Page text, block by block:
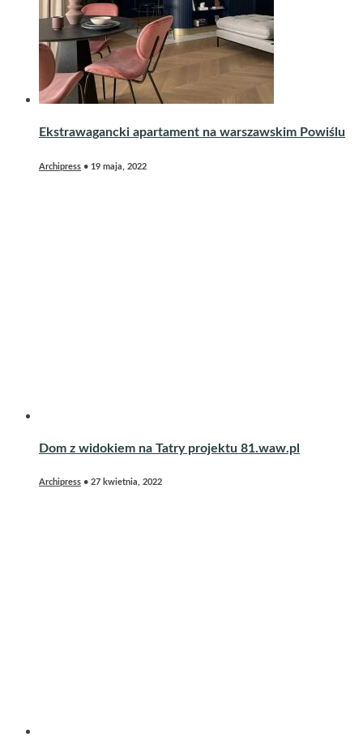
Ekstrawagancki apartament na warszawskim Powiślu
Archipress • 19 maja, 2022
Dom z widokiem na Tatry projektu 81.waw.pl
Archipress • 27 kwietnia, 2022